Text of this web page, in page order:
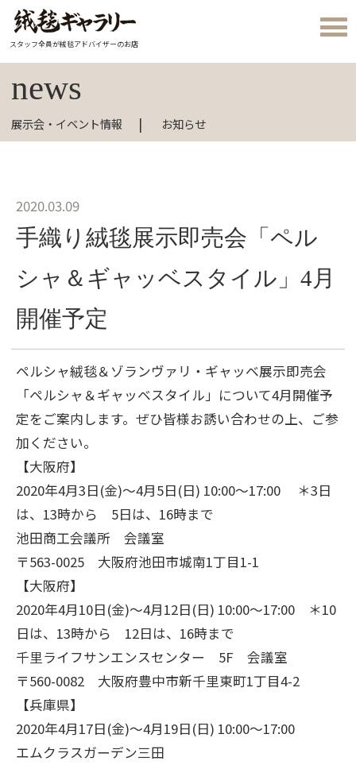
スタッフ全員が絨毯アドバイザーのお店
news
展示会・イベント情報 お知らせ
2020.03.09
手織り絨毯展示即売会「ペル
シャ＆ギャッベスタイル」4月
開催予定
ペルシャ絨毯＆ゾランヴァリ・ギャッベ展示即売会
「ペルシャ＆ギャッベスタイル」について4月開催予
定をご案内します。ぜひ皆様お誘い合わせの上、ご参
加ください。
【大阪府】
2020年4月3日(金)～4月5日(日) 10:00～17:00 ＊3日
は、13時から 5日は、16時まで
池田商工会議所 会議室
〒563-0025 大阪府池田市城南1丁目1-1
【大阪府】
2020年4月10日(金)～4月12日(日) 10:00～17:00 ＊10
日は、13時から 12日は、16時まで
千里ライフサンエンスセンター 5F 会議室
〒560-0082 大阪府豊中市新千里東町1丁目4-2
【兵庫県】
2020年4月17日(金)～4月19日(日) 10:00～17:00
エムクラスガーデン三田